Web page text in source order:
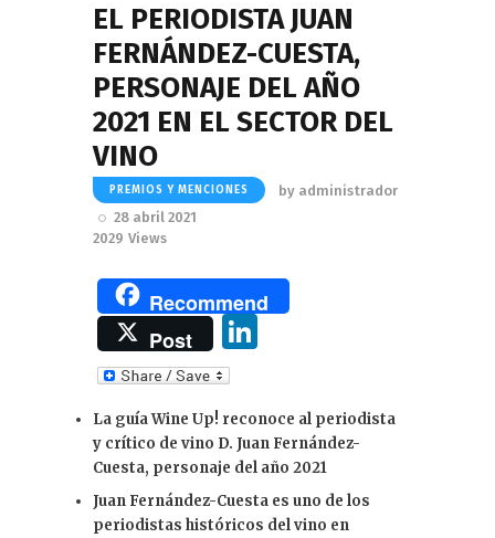
EL PERIODISTA JUAN
FERNÁNDEZ-CUESTA,
PERSONAJE DEL AÑO
2021 EN EL SECTOR DEL
VINO
PREMIOS Y MENCIONES by administrador
28 abril 2021
2029 Views
Recommend
Post
e
dI
n
La guía Wine Up! reconoce al periodista
y crítico de vino D. Juan Fernández-
Cuesta, personaje del año 2021
Juan Fernández-Cuesta es uno de los
periodistas históricos del vino en